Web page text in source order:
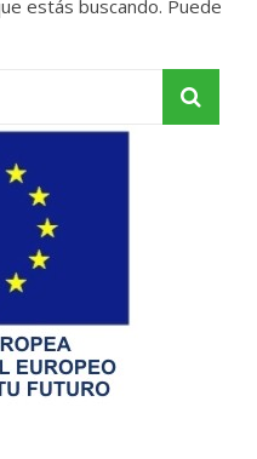
estás buscando. Puede